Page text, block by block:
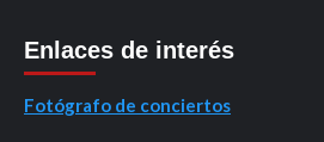
Enlaces de interés
Fotógrafo de conciertos